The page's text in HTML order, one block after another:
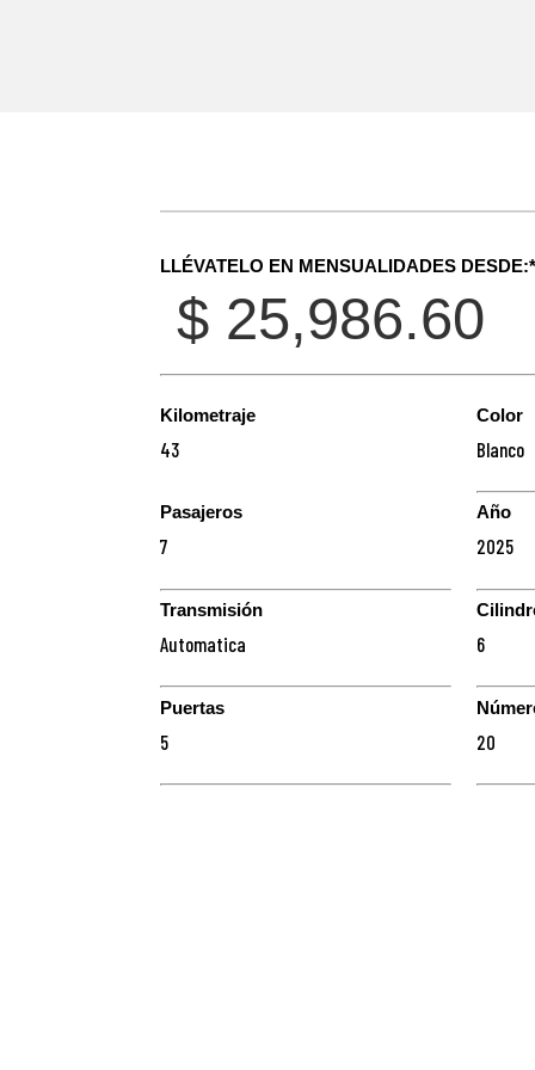
LLÉVATELO EN MENSUALIDADES DESDE:*
$ 25,986.60
Kilometraje
43
Color
Blanco
Pasajeros
7
Año
2025
Transmisión
Automatica 6
Puertas
5 20